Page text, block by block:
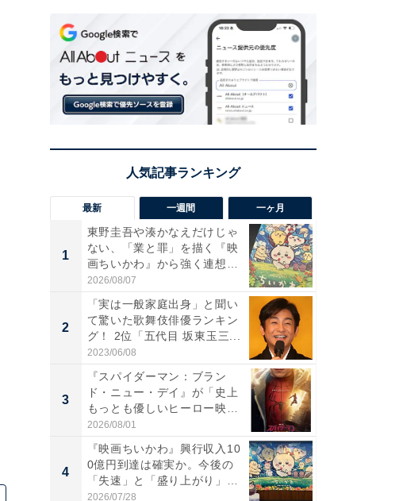
最新 一週間 一ヶ月
1
東野圭吾や湊かなえだけじゃ
ない、「業と罪」を描く『映
画ちいかわ』から強く連想し
た...
2026/08/07
2
「実は一般家庭出身」と聞い
て驚いた歌舞伎俳優ランキン
グ！ 2位「五代目 坂東玉三...
2023/06/08
3
『スパイダーマン：ブラン
ド・ニュー・デイ』が「史上
もっとも優しいヒーロー映
画」に...
2026/08/01
4
『映画ちいかわ』興行収入10
0億円到達は確実か。今後の
「失速」と「盛り上がり」
が...
2026/07/28